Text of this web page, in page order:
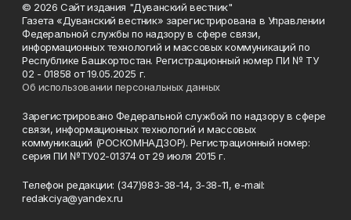
© 2026 Сайт издания "Дуванский вестник"
Газета «Дуванский вестник» зарегистрирована в Управлении
Федеральной службы по надзору в сфере связи,
информационных технологий и массовых коммуникаций по
Республике Башкортостан. Регистрационный номер ПИ № ТУ
02 - 01858 от 19.05.2025 г.
Об использовании персональных данных
Зарегистрировано Федеральной службой по надзору в сфере
связи, информационных технологий и массовых
коммуникаций (РОСКОМНАДЗОР). Регистрационный номер:
серия ПИ №ТУ02-01374 от 29 июля 2015 г.
Телефон редакции: (347)983-38-14, 3-38-11, e-mail:
redakciya@yandex.ru